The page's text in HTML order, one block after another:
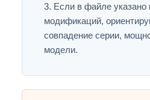
Если в файле указано
модификаций,
совпадение серии,
модели.